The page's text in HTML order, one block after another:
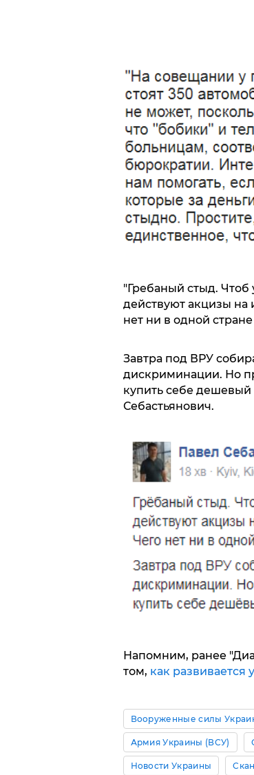
"Гребаный стыд.
действуют акцизы на
нет ни в одной
Завтра под ВРУ
дискриминации. Но
купить себе дешевый
Себастьянович.
Напомним, ранее
том, как развивается
Вооруженные силы
Армия Украины (ВСУ)
Новости Украины